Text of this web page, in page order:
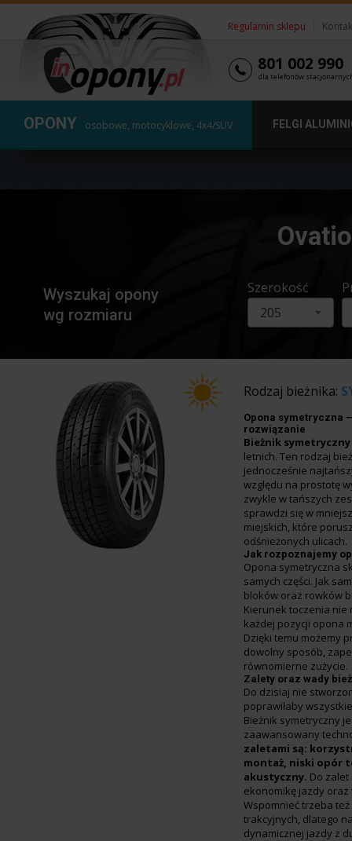
Regulamin sklepu
801 002 990
dla telefonów
OPONY osobowe, motocyklowe, 4x4/SUV FELGI
Wyszukaj opony
wg rozmiaru
Szerokość
205
Rodzaj bieżnika:
Opona symetryczna
rozwiązanie
Bieżnik symetryczny
letnich. Ten rodzaj
jednocześnie
względu na prostotę
zwykle w tańszych
sprawdzi się w
miejskich, które
odśnieżonych ulicach.
Jak rozpoznajemy
Opona symetryczna
samych części. Jak
bloków oraz rowków
Kierunek toczenia nie
każdej pozycji opona
Dzięki temu możemy
dowolny sposób,
równomierne zużycie.
Zalety oraz wady
Do dzisiaj nie
poprawiłaby
Bieżnik symetryczny
zaawansowany
zaletami są:
montaż, niski opór
akustyczny. Do
ekonomikę jazdy oraz
Wspomnieć trzeba
trakcyjnych, dlatego
dynamicznej jazdy z